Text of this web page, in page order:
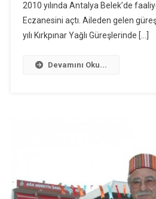
2010 yılında Antalya Belek’de
Eczanesini açtı. Aileden gelen
yılı Kırkpınar Yağlı Güreşlerinde […]
Devamını Oku...